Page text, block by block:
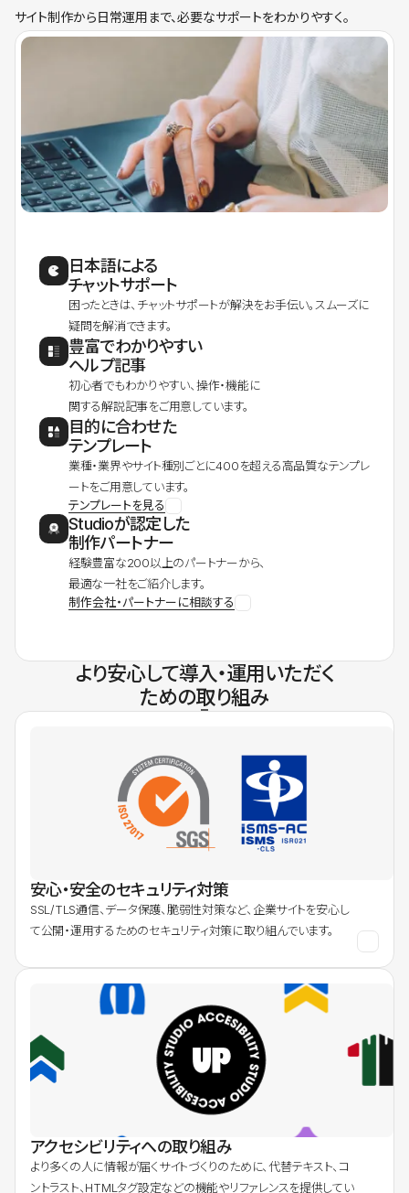
サイト制作から日常運用まで、必要なサポートをわかりやすく。
日本語による
チャットサポート
困ったときは、チャットサポートが解決をお手伝い。スムーズに
疑問を解消できます。
豊富でわかりやすい
ヘルプ記事
初心者でもわかりやすい、操作・機能に
関する解説記事をご用意しています。
目的に合わせた
テンプレート
業種・業界やサイト種別ごとに400を超える高品質なテンプレ
ートをご用意しています。
テンプレートを見る
Studioが認定した
制作パートナー
経験豊富な200以上のパートナーから、
最適な一社をご紹介します。
制作会社・パートナーに相談する
より安心して導入・運用いただく
ための取り組み
安心・安全のセキュリティ対策
SSL/TLS通信、データ保護、脆弱性対策など、企業サイトを安心し
て公開・運用するためのセキュリティ対策に取り組んでいます。
アクセシビリティへの取り組み
より多くの人に情報が届くサイトづくりのために、代替テキスト、コ
ントラスト、HTMLタグ設定などの機能やリファレンスを提供してい